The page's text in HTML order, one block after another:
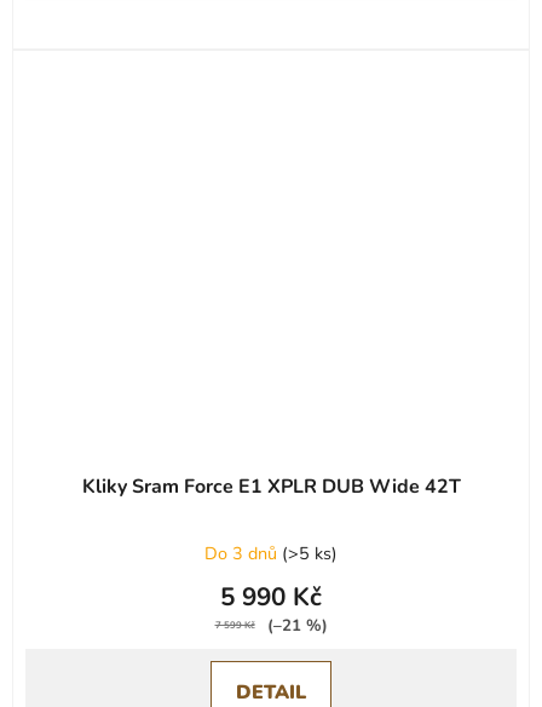
Kliky Sram Force E1 XPLR DUB Wide 42T
Do 3 dnů (>5 ks)
5 990 Kč
7 599 Kč (–21 %)
DETAIL